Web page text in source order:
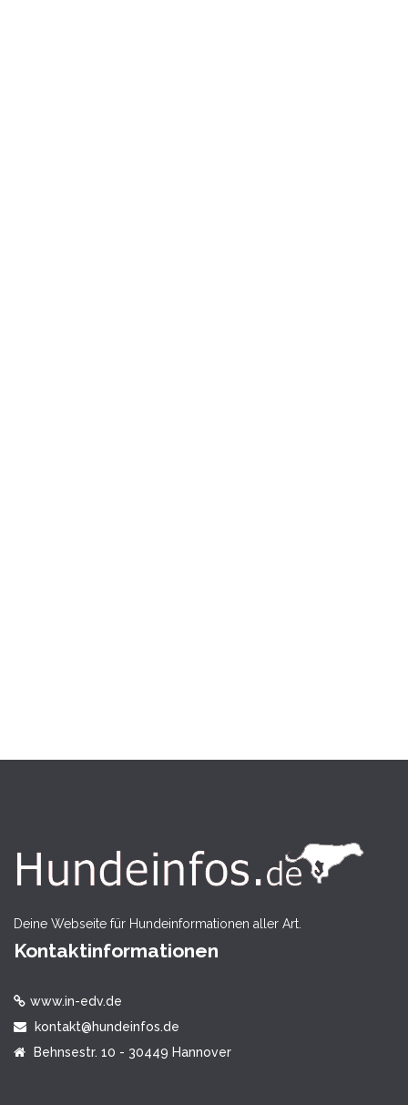
Deine Webseite für Hundeinformationen aller Art.
Kontaktinformationen
www.in-edv.de
kontakt@hundeinfos.de
Behnsestr. 10 - 30449 Hannover